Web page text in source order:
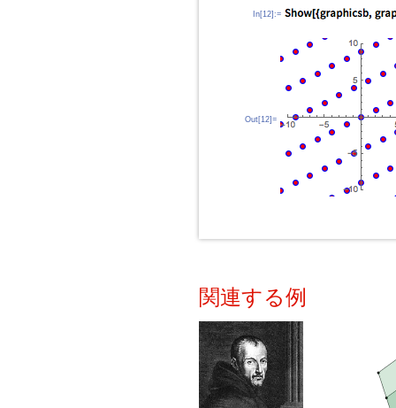
In[12]:=
Out[12]=
関連する例